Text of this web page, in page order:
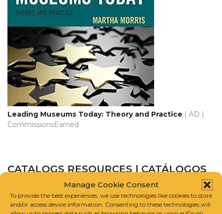
Manage Cookie Consent
To provide the best experiences, we use technologies like cookies to store
and/or access device information. Consenting to these technologies will
Leading Museums Today: Theory and Practice | AD |
CommissionsEarned
CATALOGS RESOURCES | CATÁLOGOS
RECURSOS
CATALOGUE RAISONNÉ SCHOLARS ASSOCIATION